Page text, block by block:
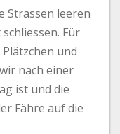
Strassen leeren
Für
und
nach einer
ist und die
Fähre auf die